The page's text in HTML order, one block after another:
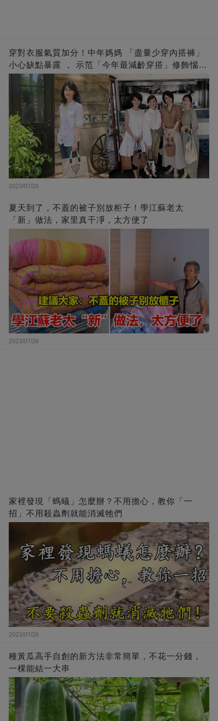
穿對衣服氣質加分！中年媽媽 「盡量少穿內搭褲」
小心缺點暴露 ， 示范「今年最減齡穿搭」修飾惱人
下半身
2023/07/26
夏天到了，不蓋的被子別放柜子！學江蘇老太
「新」做法，家里真干凈，太方便了
2023/07/26
家裡發現「螞蟻」怎麼辦？不用擔心，教你「一
招」不用殺蟲劑就能消滅牠們
2023/07/26
種黃瓜高手自創的新方法非常簡單，不花一分錢，
一棵能結一大串